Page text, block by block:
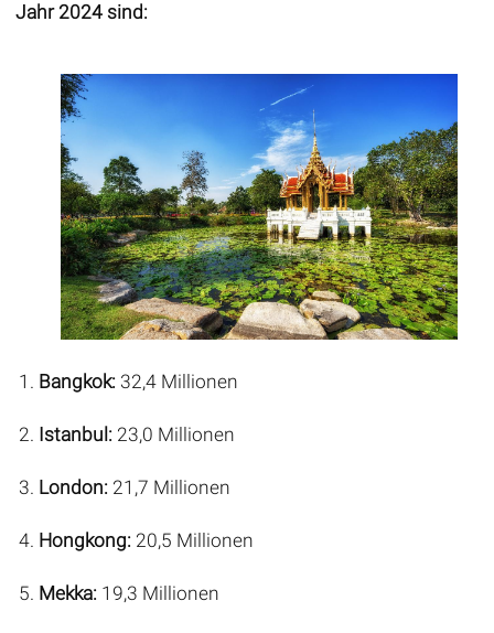
Jahr 2024 sind:
Bangkok:32,4 Millionen
Istanbul:23,0 Millionen
London:21,7 Millionen
Hongkong:20,5 Millionen
Mekka:19,3 Millionen